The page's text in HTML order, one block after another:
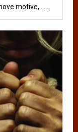
motive,......